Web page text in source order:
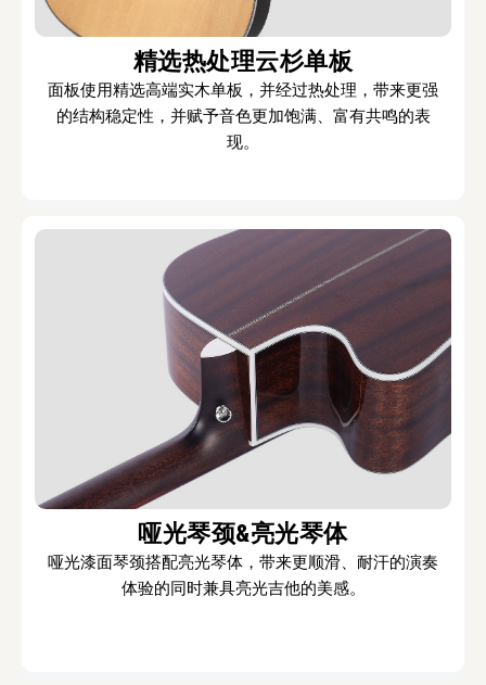
精选热处理云杉单板
面板使用精选高端实木单板，并经过热处理，带来更强
的结构稳定性，并赋予音色更加饱满、富有共鸣的表
现。
哑光琴颈&亮光琴体
哑光漆面琴颈搭配亮光琴体，带来更顺滑、耐汗的演奏
体验的同时兼具亮光吉他的美感。